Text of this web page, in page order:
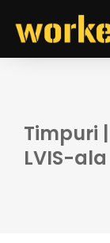
Timpuri
LVIS-ala